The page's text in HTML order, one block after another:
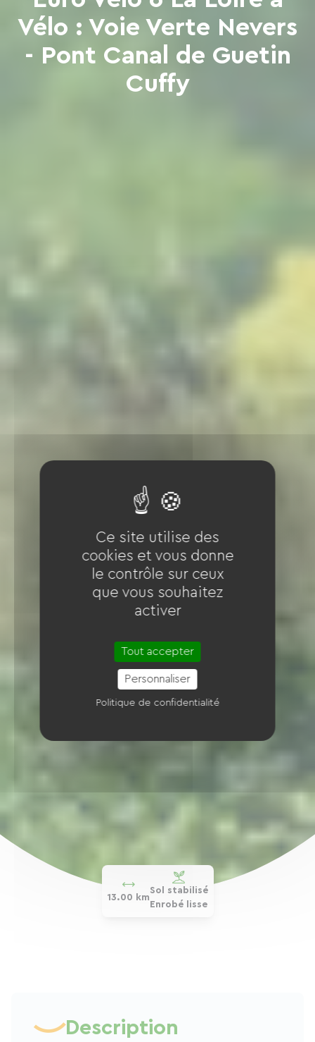
Vélo : Voie Verte Nevers
- Pont Canal de Guetin
Cuffy
13.00 km
Sol stabilisé
Enrobé lisse
Description
Ce site utilise des
cookies et vous donne
le contrôle sur ceux
que vous souhaitez
activer
Tout accepter
Personnaliser
Politique de confidentialité